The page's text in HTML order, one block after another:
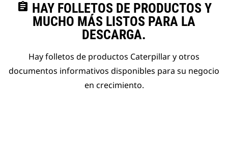
assignment HAY FOLLETOS DE PRODUCTOS Y
MUCHO MÁS LISTOS PARA LA
DESCARGA.
Hay folletos de productos Caterpillar y otros
documentos informativos disponibles para su negocio
en crecimiento.